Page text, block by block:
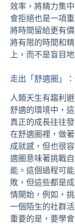
效率，將精力集
會拒絕也是一項
將時間留給更有
將有限的時間和
上，而不是盲目
走出「舒適圈」
人類天生有趨利
舒適的環境中，
真正的成長往往
在舒適圈裡，做
成就感，但也很
適圈意味著挑戰
能。這個過程可
敗，但這些都是
情開始，例如，
一個陌生的社群
重要的是，要學